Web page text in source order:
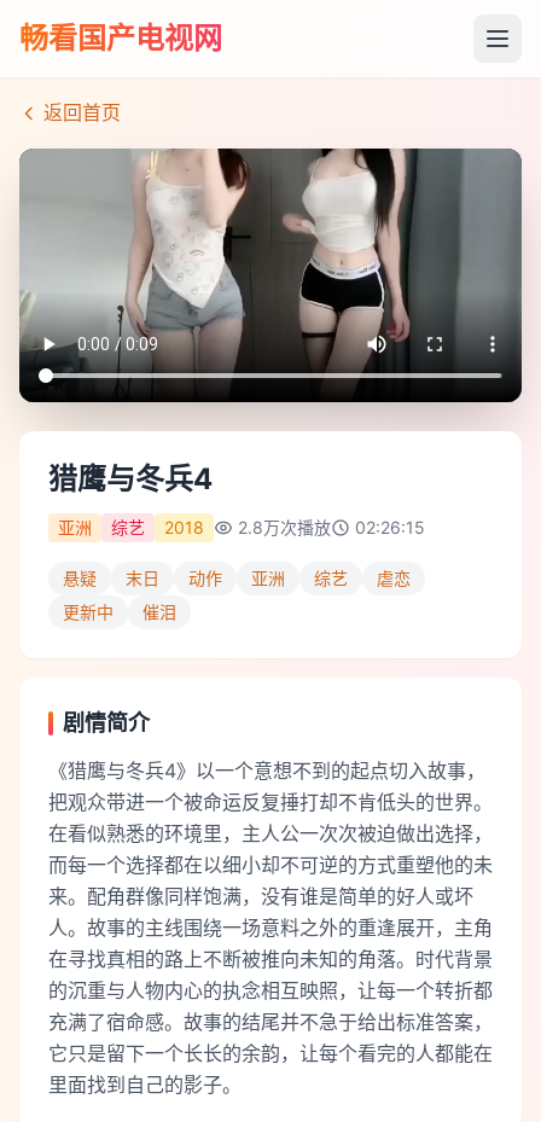
畅看国产电视网
返回首页
猎鹰与冬兵4
亚洲 综艺 2018 2.8万次播放 02:26:15
悬疑 末日 动作 亚洲 综艺
虐恋
更新中
催泪
剧情简介
《猎鹰与冬兵4》以一个意想不到的起点切入故事，
把观众带进一个被命运反复捶打却不肯低头的世界。
在看似熟悉的环境里，主人公一次次被迫做出选择，
而每一个选择都在以细小却不可逆的方式重塑他的未
来。配角群像同样饱满，没有谁是简单的好人或坏
人。故事的主线围绕一场意料之外的重逢展开，主角
在寻找真相的路上不断被推向未知的角落。时代背景
的沉重与人物内心的执念相互映照，让每一个转折都
充满了宿命感。故事的结尾并不急于给出标准答案，
它只是留下一个长长的余韵，让每个看完的人都能在
里面找到自己的影子。